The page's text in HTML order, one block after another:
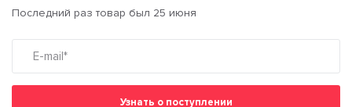
Последний раз товар был 25 июня
Узнать о поступлении